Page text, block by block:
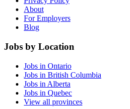
About
For Employers
Blog
Jobs by Location
Jobs in Ontario
Jobs in British Columbia
Jobs in Alberta
Jobs in Quebec
View all provinces